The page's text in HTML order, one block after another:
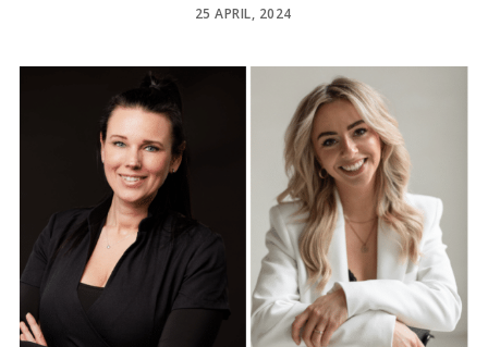
POSTED
25 APRIL, 2024